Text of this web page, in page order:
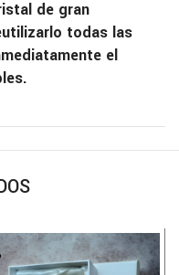
de gran
todas las
el